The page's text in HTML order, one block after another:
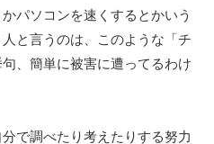
パソコンを速くするとかいう
と言うのは、このような「チ
、簡単に被害に遭ってるわけ
で調べたり考えたりする努力